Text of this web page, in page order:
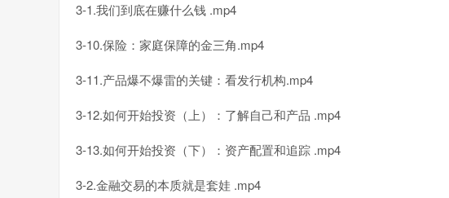
3-1.我们到底在赚什么钱 .mp4
3-10.保险：家庭保障的金三角.mp4
3-11.产品爆不爆雷的关键：看发行机构.mp4
3-12.如何开始投资（上）：了解自己和产品 .mp4
3-13.如何开始投资（下）：资产配置和追踪 .mp4
3-2.金融交易的本质就是套娃 .mp4